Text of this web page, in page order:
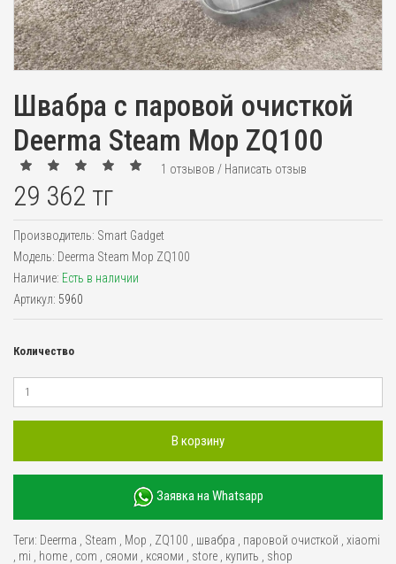
Швабра с паровой очисткой
Deerma Steam Mop ZQ100
1 отзывов / Написать отзыв
29 362 тг
Производитель: Smart Gadget
Модель: Deerma Steam Mop ZQ100
Наличие: Есть в наличии
Артикул: 5960
Количество
В корзину
Заявка на Whatsapp
Теги: Deerma Steam Mop ZQ100 швабра паровой очисткой
xiaomi
mi home com сяоми ксяоми store купить shop